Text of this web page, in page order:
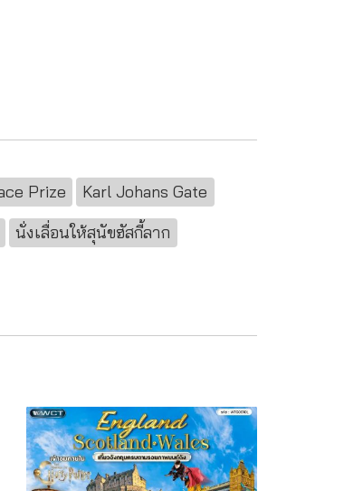
Prize
Karl Johans Gate
นั่งเลื่อนให้สุนัขฮัสกี้ลาก